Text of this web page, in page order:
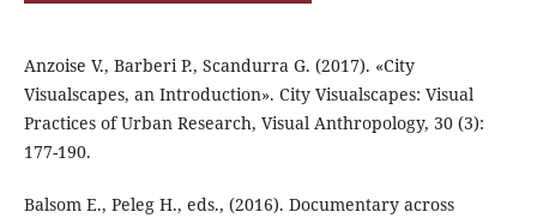
Anzoise V., Barberi P., Scandurra G. (2017). «City
Visualscapes, an Introduction». City Visualscapes: Visual
Practices of Urban Research, Visual Anthropology, 30 (3):
177-190.
Balsom E., Peleg H., eds., (2016). Documentary across